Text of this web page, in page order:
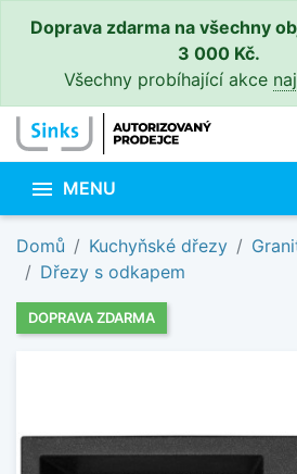
Doprava zdarma na všechny
3 000 Kč.
Všechny probíhající akce
 MENU
Domů Kuchyňské dřezy
Dřezy s odkapem
DOPRAVA ZDARMA